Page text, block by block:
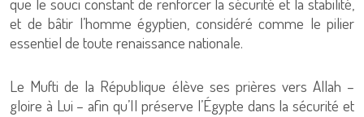
et de bâtir l’homme égyptien, considéré comme le pilier
essentiel de toute renaissance nationale.
Le Mufti de la République élève ses prières vers Allah –
gloire à Lui – afin qu’Il préserve l’Égypte dans la sécurité et